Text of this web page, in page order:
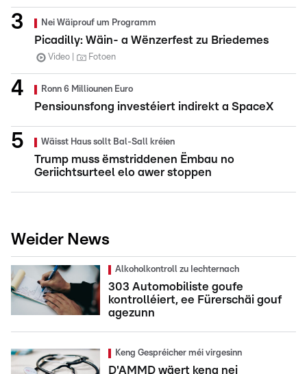
Nei Wäiprouf um Programm
Picadilly: Wäin- a Wënzerfest zu Briedemes
Video Fotoen
Ronn 6 Milliounen Euro
Pensiounsfong investéiert indirekt a SpaceX
Wäisst Haus sollt Bal-Sall kréien
Trump muss ëmstriddenen Ëmbau no
Geriichtsurteel elo awer stoppen
Weider News
Alkoholkontroll zu Iechternach
303 Automobiliste goufe
kontrolléiert, ee Fürerschäi gouf
agezunn
Keng Gespréicher méi virgesinn
D'AMMD wäert keng nei